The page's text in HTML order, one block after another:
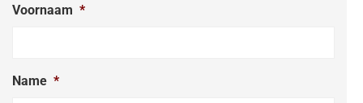
Voornaam *
Name *